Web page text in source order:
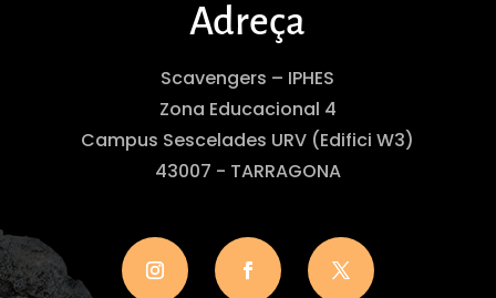
Adreça
Scavengers – IPHES
Zona Educacional 4
Campus Sescelades URV (Edifici W3)
43007 - TARRAGONA